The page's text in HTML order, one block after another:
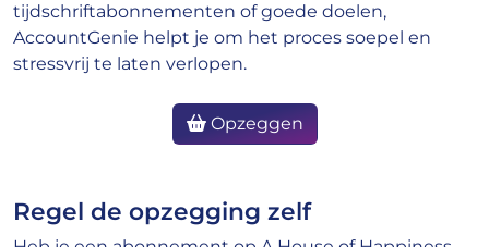
tijdschriftabonnementen of goede doelen,
AccountGenie helpt je om het proces soepel en
stressvrij te laten verlopen.
Opzeggen
Regel de opzegging zelf